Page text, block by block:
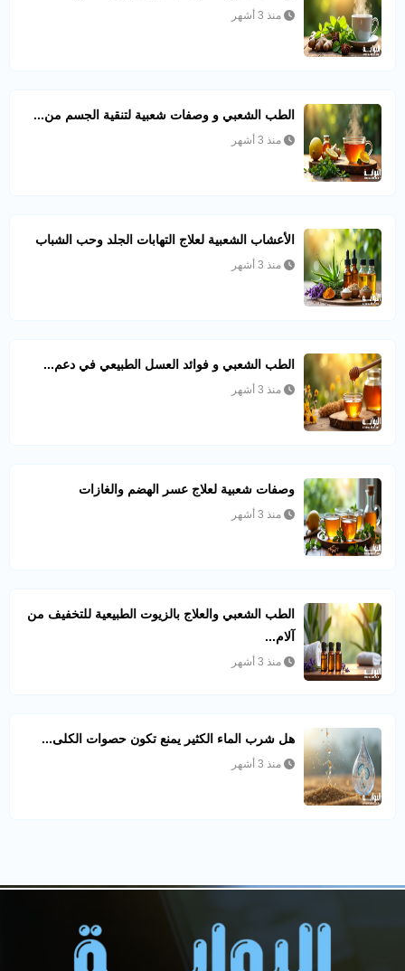
منذ 3 أشهر
الطب الشعبي و وصفات شعبية لتنقية الجسم من...
منذ 3 أشهر
الأعشاب الشعبية لعلاج التهابات الجلد وحب الشباب
منذ 3 أشهر
الطب الشعبي و فوائد العسل الطبيعي في دعم...
منذ 3 أشهر
وصفات شعبية لعلاج عسر الهضم والغازات
منذ 3 أشهر
الطب الشعبي والعلاج بالزيوت الطبيعية للتخفيف من
آلام...
منذ 3 أشهر
هل شرب الماء الكثير يمنع تكون حصوات الكلى...
منذ 3 أشهر